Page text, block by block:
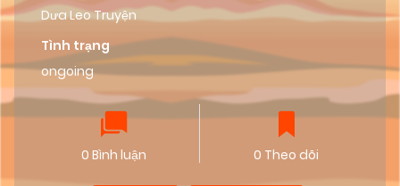
Dưa Leo Truyện
Tình trạng
ongoing
0 Bình luận 0 Theo dõi